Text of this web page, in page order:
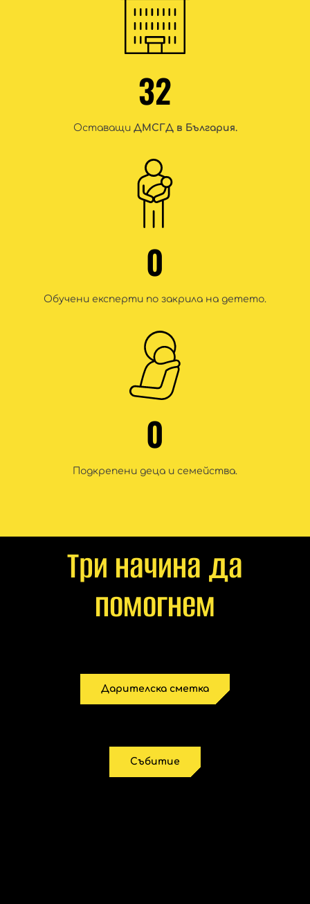
32
Оставащи ДМСГД в България.
0
Обучени експерти по закрила на детето.
0
Подкрепени деца и семейства.
Три начина да
помогнем
Дарителска сметка
Събитие